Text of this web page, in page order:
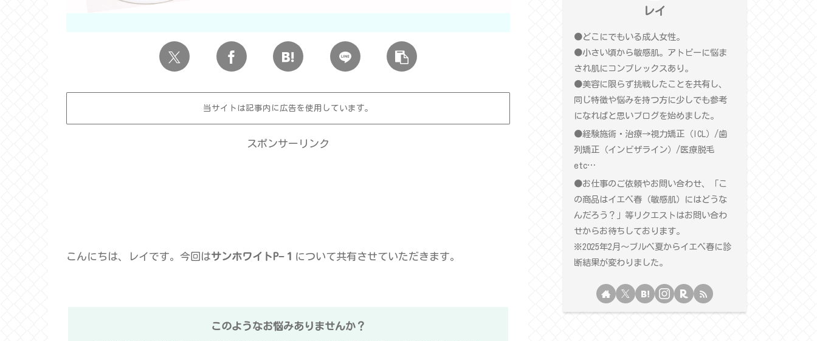
当サイトは記事内に広告を使用しています。
スポンサーリンク
こんにちは、レイです。今回はサンホワイトP−１ について共有させていただきます。
このようなお悩みありませんか？
レイ
●どこにでもいる成人女性。
●小さい頃から敏感肌。アトピーに悩ま
され肌にコンプレックスあり。
●美容に限らず挑戦したことを共有し、
同じ特徴や悩みを持つ方に少しでも参考
になればと思いブログを始めました。
●経験施術・治療→視力矯正（ICL）/歯
列矯正（インビザライン）/医療脱毛
etc…
●お仕事のご依頼やお問い合わせ、「こ
の商品はイエベ春（敏感肌）にはどうな
んだろう？」等リクエストはお問い合わ
せからお待ちしております。
※2025年2月〜ブルベ夏からイエベ春に診
断結果が変わりました。